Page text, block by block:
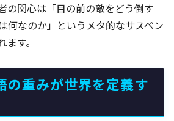
の関心は「目の前の敵をどう倒す
何なのか」というメタ的なサスペン
す。
の重みが世界を定義す